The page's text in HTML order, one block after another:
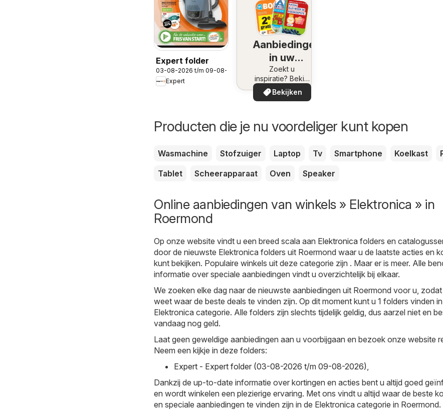
Expert folder
03-08-2026 t/m 09-08-2026
Expert
Aanbiedingen
in uw
omgeving
Zoekt u
inspiratie? Bekijk
de aanbiedingen
in uw buurt!
Bekijken
Producten die je nu voordeliger kunt kopen
Wasmachine Stofzuiger Laptop Tv Smartphone Koelkast
Tablet
Scheerapparaat Oven Speaker
Online aanbiedingen van winkels » Elektronica » in
Roermond
Op onze website vindt u een breed scala aan Elektronica folders en
door de nieuwste Elektronica folders uit Roermond waar u de laatste acties en
kunt bekijken. Populaire winkels uit deze categorie zijn . Maar er is meer. Alle
informatie over speciale aanbiedingen vindt u overzichtelijk bij elkaar.
We zoeken elke dag naar de nieuwste aanbiedingen uit Roermond voor u, zodat
weet waar de beste deals te vinden zijn. Op dit moment kunt u 1 folders vinden
Elektronica categorie. Alle folders zijn slechts tijdelijk geldig, dus aarzel niet en
vandaag nog geld.
Laat geen geweldige aanbiedingen aan u voorbijgaan en bezoek onze website
Neem een kijkje in deze folders:
Expert - Expert folder (03-08-2026 t/m 09-08-2026)
Dankzij de up-to-date informatie over kortingen en acties bent u altijd goed
en wordt winkelen een plezierige ervaring. Met ons vindt u altijd waar de beste
en speciale aanbiedingen te vinden zijn in de Elektronica categorie in Roermond.